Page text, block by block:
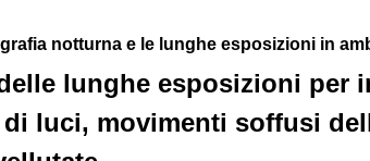
notturna e le lunghe esposizioni in
lunghe esposizioni per
luci, movimenti soffusi